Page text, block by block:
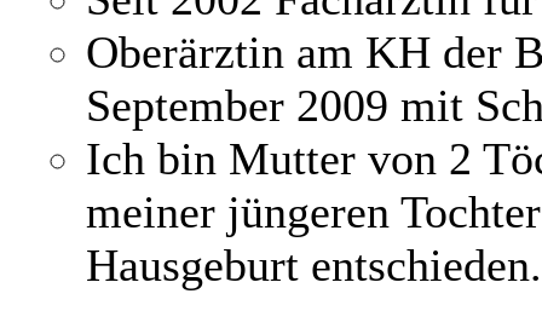
Oberärztin am KH der
September 2009 mit
Ich bin Mutter von 2
meiner jüngeren
Hausgeburt entschieden.